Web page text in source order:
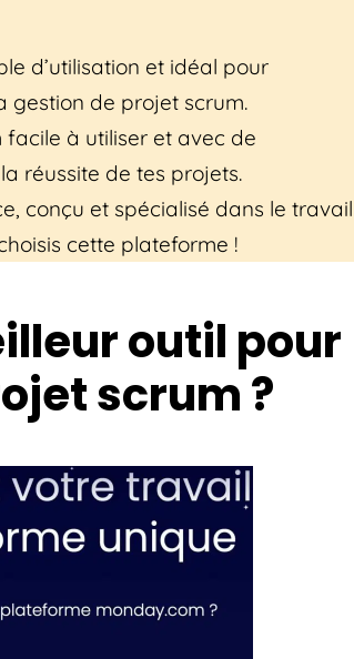
d’utilisation et idéal pour
gestion de projet scrum.
à utiliser et avec de
réussite de tes projets.
conçu et spécialisé dans le travail
cette plateforme !
outil pour
scrum ?